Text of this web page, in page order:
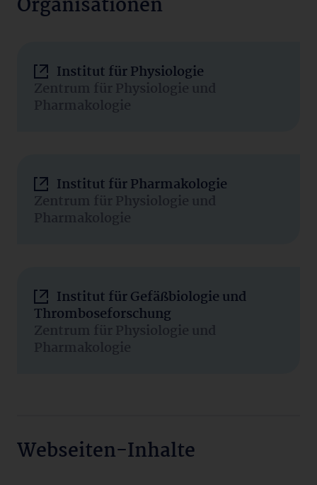
Organisationen
Institut für Physiologie
Zentrum für Physiologie und
Pharmakologie
Institut für Pharmakologie
Zentrum für Physiologie und
Pharmakologie
Institut für Gefäßbiologie und
Thromboseforschung
Zentrum für Physiologie und
Pharmakologie
Webseiten-Inhalte